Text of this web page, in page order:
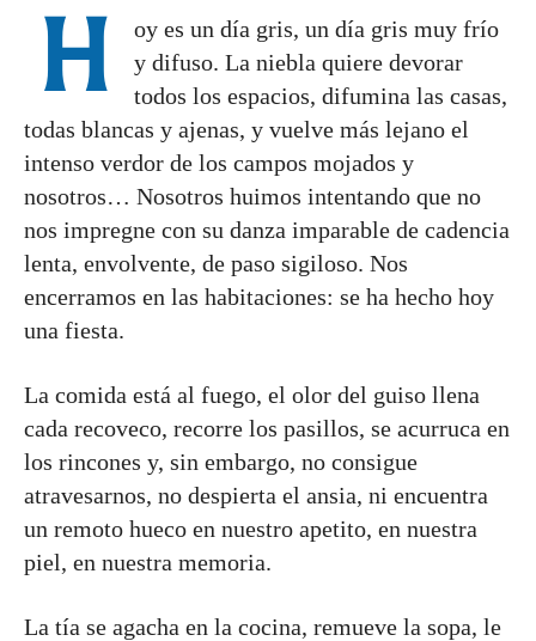
H
oy es un día gris, un día gris muy frío
y difuso. La niebla quiere devorar
todos los espacios, difumina las casas,
todas blancas y ajenas, y vuelve más lejano el
intenso verdor de los campos mojados y
nosotros… Nosotros huimos intentando que no
nos impregne con su danza imparable de cadencia
lenta, envolvente, de paso sigiloso. Nos
encerramos en las habitaciones: se ha hecho hoy
una fiesta.
La comida está al fuego, el olor del guiso llena
cada recoveco, recorre los pasillos, se acurruca en
los rincones y, sin embargo, no consigue
atravesarnos, no despierta el ansia, ni encuentra
un remoto hueco en nuestro apetito, en nuestra
piel, en nuestra memoria.
La tía se agacha en la cocina, remueve la sopa, le